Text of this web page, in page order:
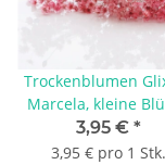
Trockenblumen
Marcela, kleine
mit Stiel, L ca. 25
rosa
3,95 € *
3,95 € pro 1 Stk.